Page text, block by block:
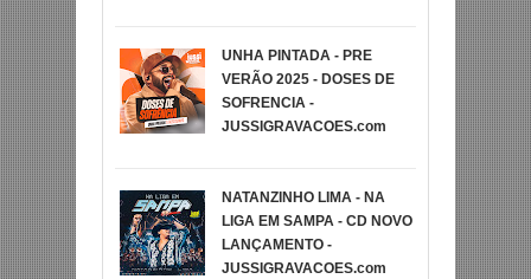
UNHA PINTADA - PRE
VERÃO 2025 - DOSES DE
SOFRENCIA -
JUSSIGRAVACOES.com
NATANZINHO LIMA - NA
LIGA EM SAMPA - CD NOVO
LANÇAMENTO -
JUSSIGRAVACOES.com